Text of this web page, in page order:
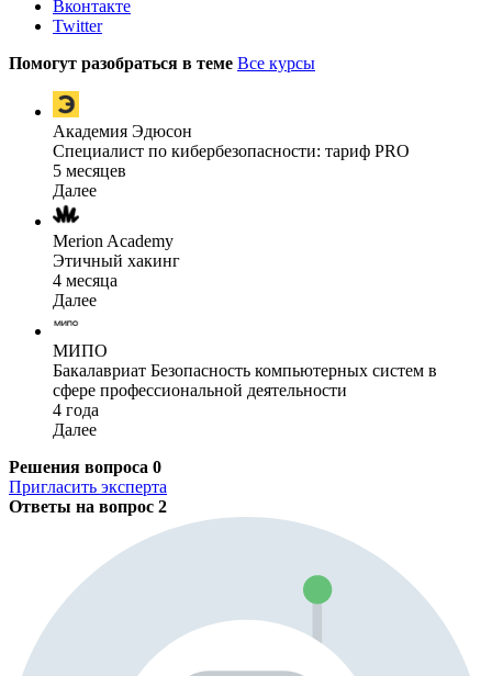
Вконтакте
Twitter
Помогут разобраться в теме Все курсы
Академия Эдюсон
Специалист по кибербезопасности: тариф PRO
5 месяцев
Далее
Merion Academy
Этичный хакинг
4 месяца
Далее
МИПО
Бакалавриат Безопасность компьютерных систем в
сфере профессиональной деятельности
4 года
Далее
Решения вопроса 0
Пригласить эксперта
Ответы на вопрос 2